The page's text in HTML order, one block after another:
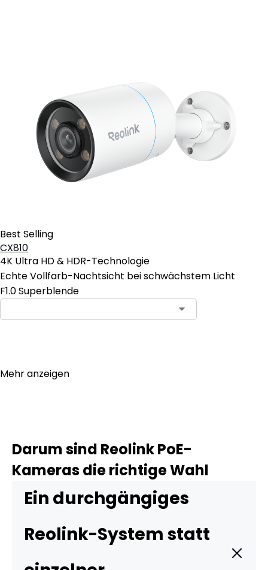
Best Selling
CX810
4K Ultra HD & HDR-Technologie
Echte Vollfarb-Nachtsicht bei schwächstem Licht
F1.0 Superblende
Mehr anzeigen
Darum sind Reolink PoE-
Kameras die richtige Wahl
Ein durchgängiges
Reolink-System statt